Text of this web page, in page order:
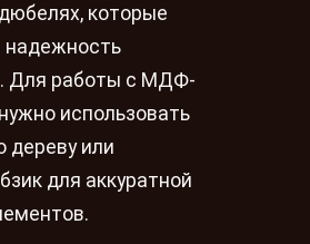
которые
надежность
Для работы с МДФ-
использовать
дереву или
для аккуратной